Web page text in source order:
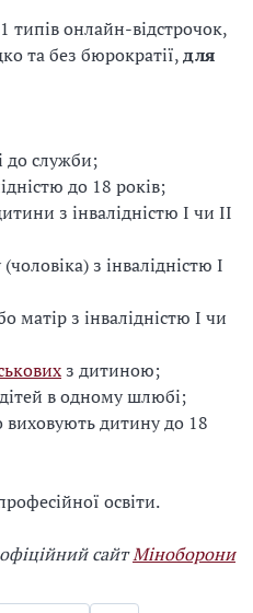
типів онлайн-відстрочок,
та без бюрократії,для
до служби;
до 18 років;
з інвалідністю I чи II
з інвалідністю I
матір з інвалідністю I чи
з дитиною;
в одному шлюбі;
виховують дитину до 18
освіти.
сайтМіноборони